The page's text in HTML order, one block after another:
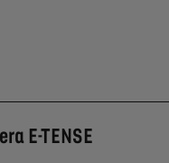
E-TENSE